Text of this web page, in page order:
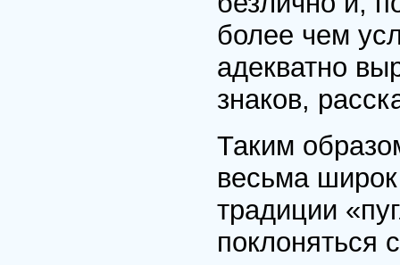
более чем
адекватно
знаков,
Таким
весьма
традиции
поклоняться